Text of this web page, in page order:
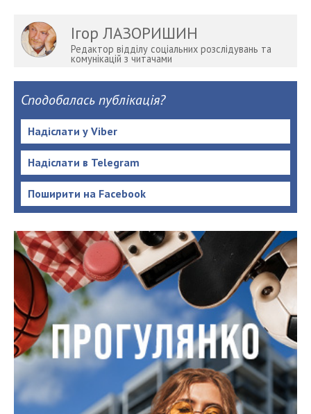
Ігор ЛАЗОРИШИН
Редактор відділу соціальних розслідувань та
комунікацій з читачами
Сподобалась публікація?
Надіслати у Viber
Надіслати в Telegram
Поширити на Facebook